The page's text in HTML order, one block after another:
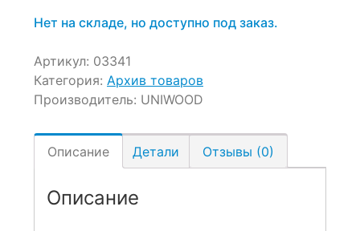
Нет на складе, но доступно под заказ.
Артикул: 03341
Категория: Архив товаров
Производитель: UNIWOOD
Описание Детали Отзывы (0)
Описание